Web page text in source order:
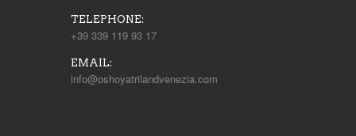
TELEPHONE:
+39 339 119 93 17
EMAIL:
info@oshoyatrilandvenezia.com